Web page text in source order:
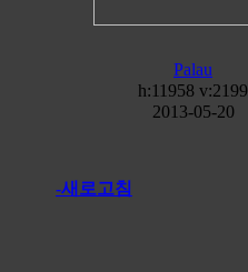
Palau
h:11958 v:2199
2013-05-20
-새로고침